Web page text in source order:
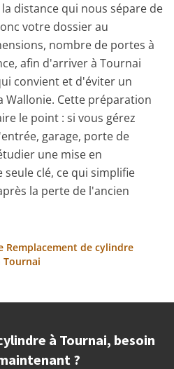
distance qui nous sépare de
votre dossier au
nombre de portes à
afin d'arriver à Tournai
convient et d'éviter un
Wallonie. Cette préparation
le point : si vous gérez
garage, porte de
une mise en
clé, ce qui simplifie
la perte de l'ancien
Remplacement de cylindre
Tournai
à Tournai, besoin
?